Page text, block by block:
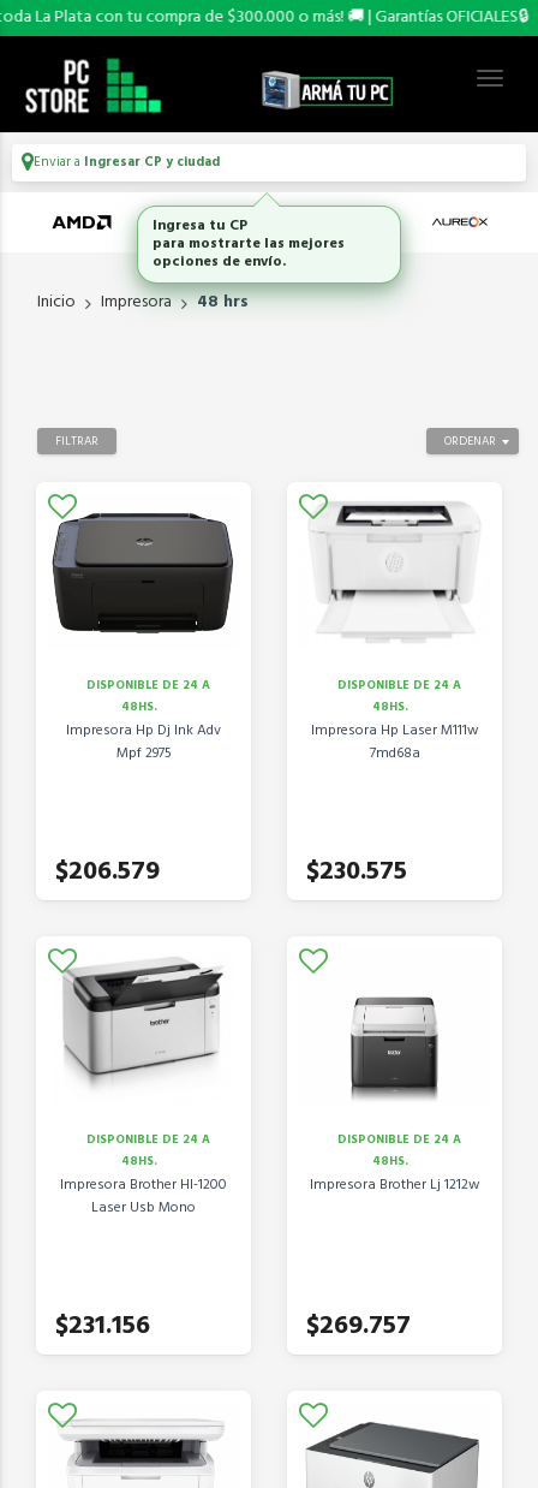
La Plata con tu compra de $300.000 o más! 🚚 | Garantías OFICIALES🔒
Enviar a Ingresar CP y ciudad
Inicio Impresora 48 hrs
ORDENAR
FILTRAR
DISPONIBLE DE 24 A
48HS.
Impresora Hp Dj Ink Adv
Mpf 2975
$206.579
DISPONIBLE DE 24 A
48HS.
Impresora Hp Laser M111w
7md68a
$230.575
DISPONIBLE DE 24 A
48HS.
Impresora Brother Hl-1200
Laser Usb Mono
$231.156
DISPONIBLE DE 24 A
48HS.
Impresora Brother Lj 1212w
$269.757
Ingresa tu CP
para mostrarte las mejores
opciones de envío.